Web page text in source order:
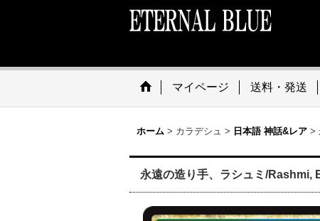
マイページ 送料・発送
ホーム > カラデシュ > 日本語 神話&レア >
永遠の造り手、ラシュミ/